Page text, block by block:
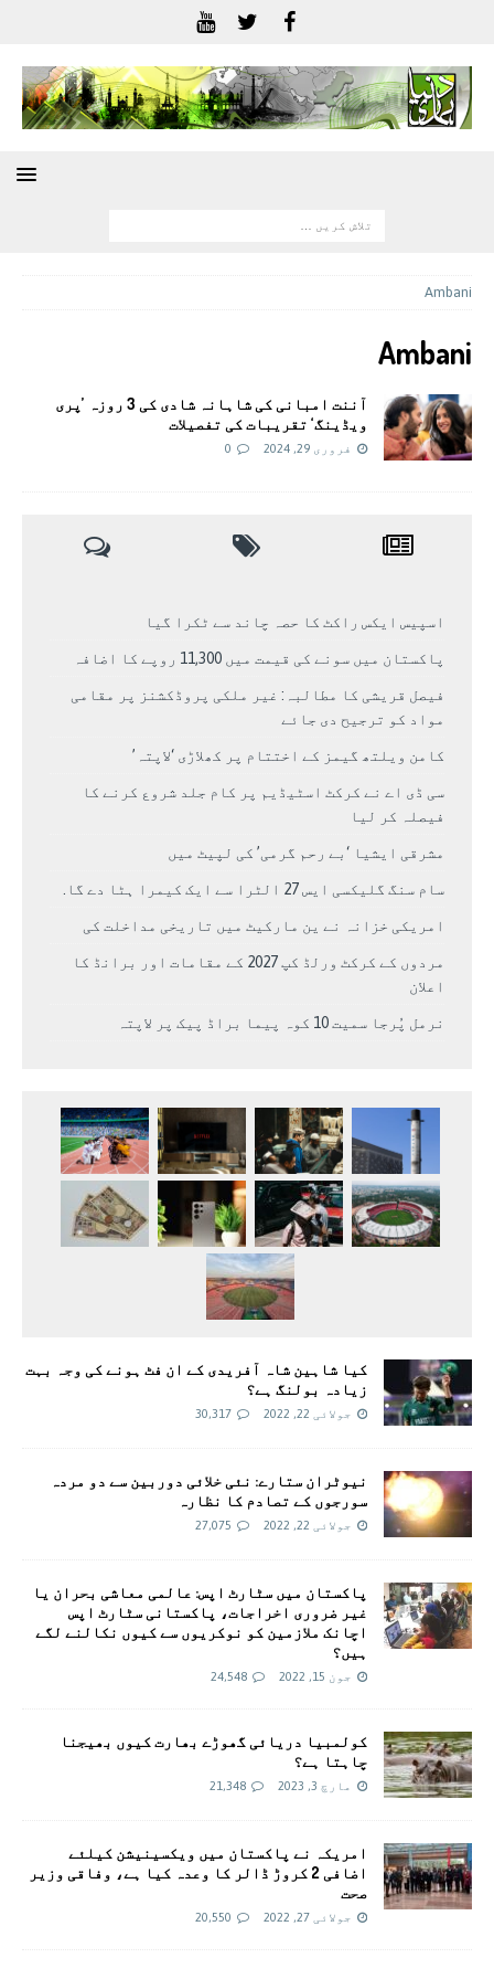
Ambani
Ambani
آننت امبانی کی شاہانہ شادی کی 3 روزہ ’پری
ویڈینگ‘ تقریبات کی تفصیلات
فروری 29, 2024 0
اسپیس ایکس راکٹ کا حصہ چاند سے ٹکرا گیا
پاکستان میں سونے کی قیمت میں 11,300 روپے کا اضافہ
فیصل قریشی کا مطالبہ: غیر ملکی پروڈکشنز پر مقامی
مواد کو ترجیح دی جائے
کامن ویلتھ گیمز کے اختتام پر کھلاڑی ‘لاپتہ’
سی ڈی اے نے کرکٹ اسٹیڈیم پر کام جلد شروع کرنے کا
فیصلہ کر لیا
مشرقی ایشیا ‘بے رحم گرمی’ کی لپیٹ میں
سام سنگ گلیکسی ایس 27 الٹرا سے ایک کیمرا ہٹا دے گا.
امریکی خزانہ نے ین مارکیٹ میں تاریخی مداخلت کی
مردوں کے کرکٹ ورلڈ کپ 2027 کے مقامات اور برانڈ کا
اعلان
نرمل پُرجا سمیت 10 کوہ پیما براڈ پیک پر لاپتہ
کیا شاہین شاہ آفریدی کے ان فٹ ہونے کی وجہ بہت
زیادہ بولنگ ہے؟
جولائی 22, 2022 30,317
نیوٹران ستارے: نئی خلائی دوربین سے دو مردہ
سورجوں کے تصادم کا نظارہ
جولائی 22, 2022 27,075
پاکستان میں سٹارٹ اپس: عالمی معاشی بحران یا
غیر ضروری اخراجات، پاکستانی سٹارٹ اپس
اچانک ملازمین کو نوکریوں سے کیوں نکالنے لگے
ہیں؟
جون 15, 2022 24,548
کولمبیا دریائی گھوڑے بھارت کیوں بھیجنا
چاہتا ہے؟
مارچ 3, 2023 21,348
امريکہ نے پاکستان میں ویکسینیشن کیلئے
اضافی 2 کروڑ ڈالر کا وعدہ کیا ہے، وفاقی وزیر
صحت
جولائی 27, 2022 20,550